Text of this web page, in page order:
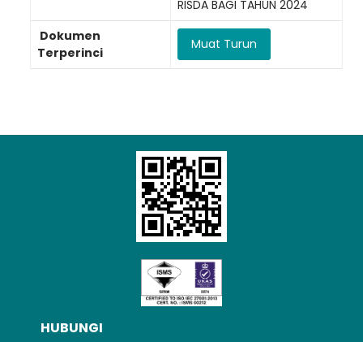
RISDA BAGI TAHUN 2024
Dokumen
Terperinci
Muat Turun
HUBUNGI
Loading AiRIS...